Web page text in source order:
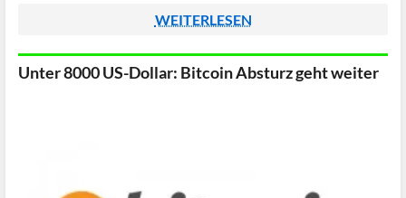
WEITERLESEN
Unter 8000 US-Dollar: Bitcoin Absturz geht weiter